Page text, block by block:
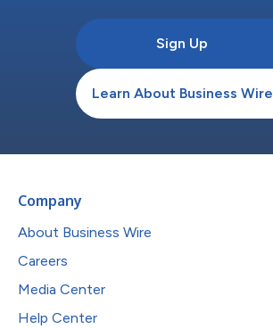
Sign Up
Learn About Business Wire
Company
About Business Wire
Careers
Media Center
Help Center